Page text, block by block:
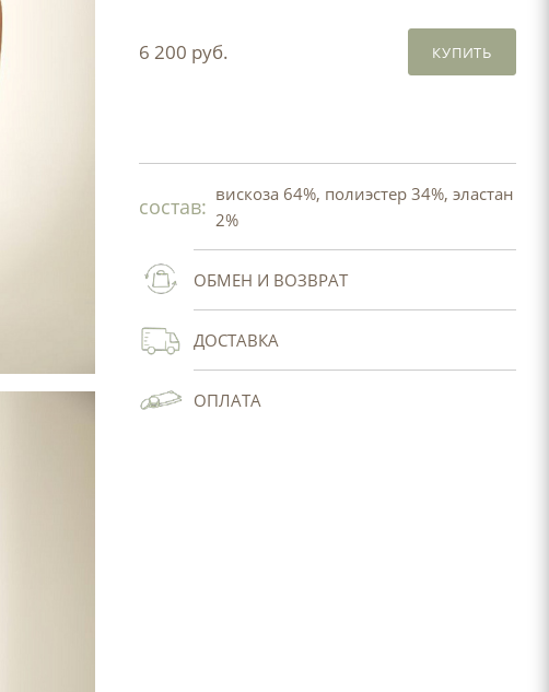
6 200 руб. КУПИТЬ
состав: вискоза 64%, полиэстер 34%, эластан
2%
ОБМЕН И ВОЗВРАТ
ДОСТАВКА
ОПЛАТА